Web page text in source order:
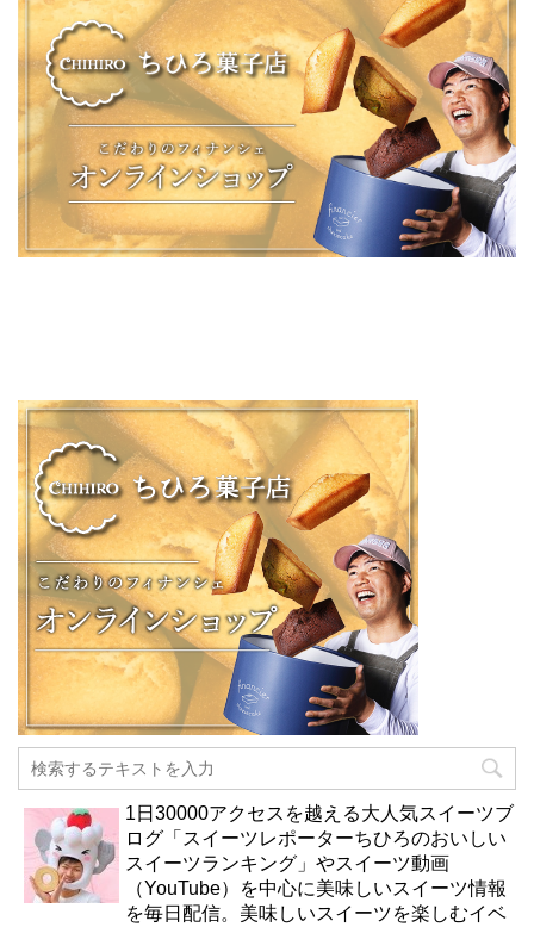
1日30000アクセスを越える大人気スイーツブ
ログ「スイーツレポーターちひろのおいしい
スイーツランキング」やスイーツ動画
（YouTube）を中心に美味しいスイーツ情報
を毎日配信。美味しいスイーツを楽しむイベ